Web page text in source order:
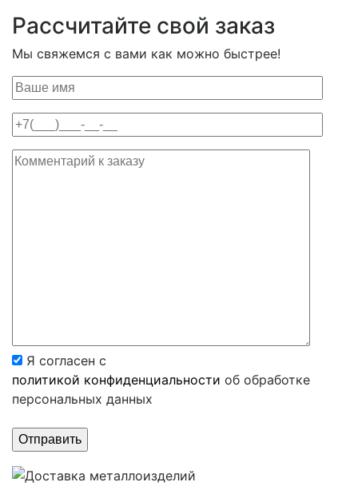
Рассчитайте свой заказ
Мы свяжемся с вами как можно быстрее!
Я согласен с
политикой конфиденциальности об обработке
персональных данных